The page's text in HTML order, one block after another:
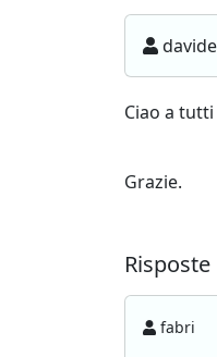
davide
Ciao a
Grazie.
Risposte
fabri